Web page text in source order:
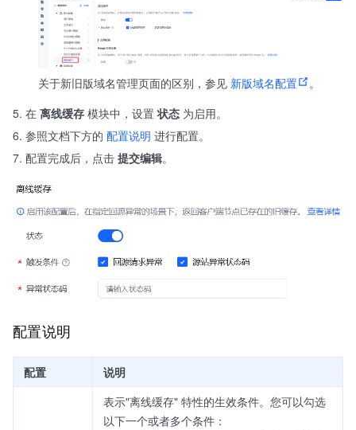
关于新旧版域名管理页面的区别，参见 新版域名配置
。
在 离线缓存 模块中，设置状态 为启用。
参照文档下方的 配置说明 进行配置。
配置完成后，点击 提交编辑。
配置说明
配置 说明
表示"离线缓存" 特性的生效条件。您可以勾选
以下一个或者多个条件：